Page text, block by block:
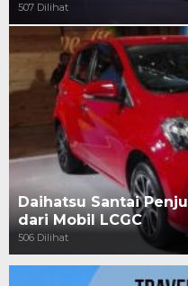
507 Dilihat
Daihatsu Santai
dari Mobil LCGC
506 Dilihat